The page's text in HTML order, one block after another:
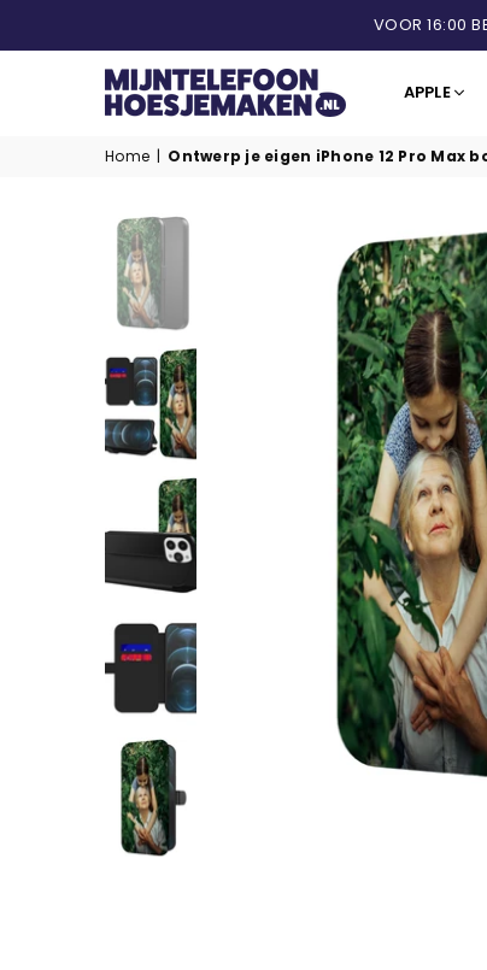
VOOR 16:00
MIJNTELEFOONHOESJEMAKEN.NL
APPLE
Home | Ontwerp je eigen iPhone 12 Pro Max